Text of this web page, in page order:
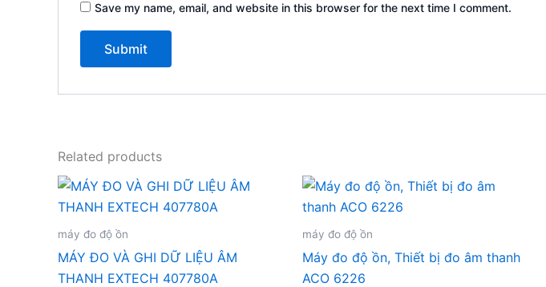
Save my name, email, and website in this browser for the next time I comment.
Related products
máy đo độ ồn
MÁY ĐO VÀ GHI DỮ LIỆU ÂM
THANH EXTECH 407780A
máy đo độ ồn
Máy đo độ ồn, Thiết bị đo âm thanh
ACO 6226